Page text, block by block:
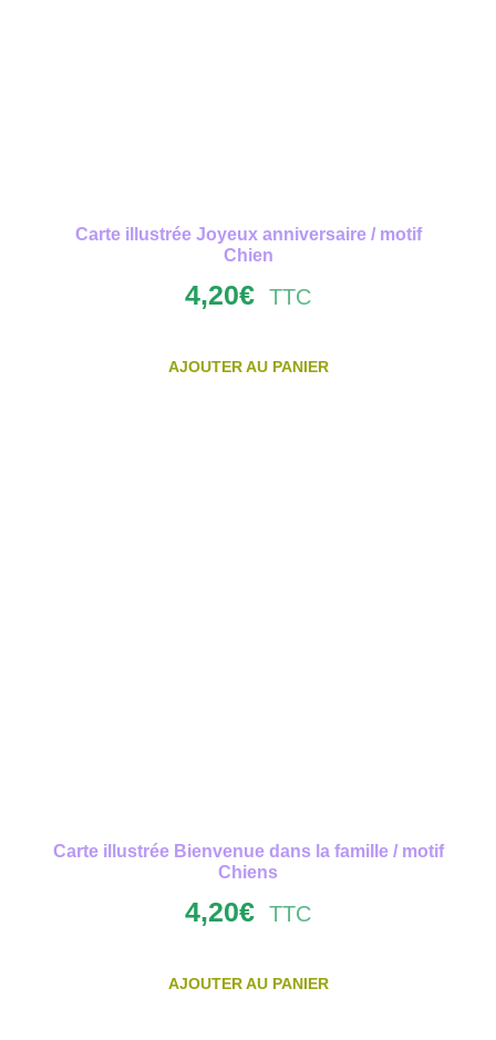
Carte illustrée Joyeux anniversaire / motif
Chien
4,20€ TTC
AJOUTER AU PANIER
Carte illustrée Bienvenue dans la famille / motif
Chiens
4,20€ TTC
AJOUTER AU PANIER